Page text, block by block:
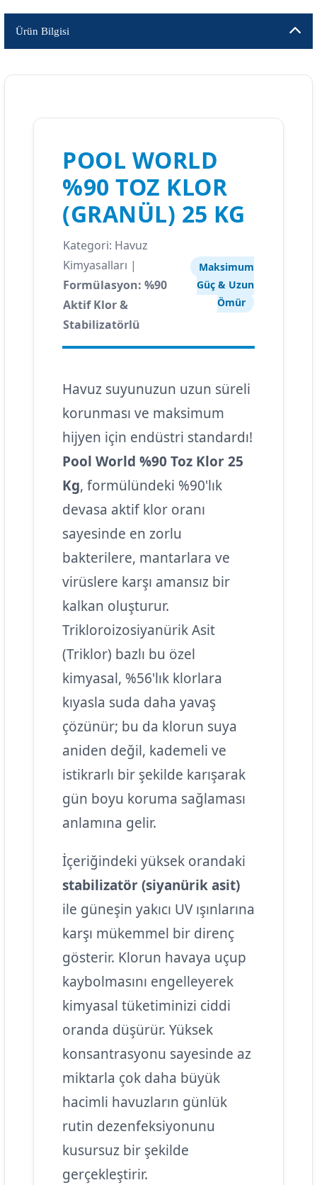
Ürün Bilgisi
POOL WORLD
%90 TOZ KLOR
(GRANÜL) 25 KG
Kategori: Havuz
Kimyasalları |
Formülasyon: %90
Aktif Klor &
Stabilizatörlü
Maksimum
Güç & Uzun
Ömür
Havuz suyunuzun uzun süreli
korunması ve maksimum
hijyen için endüstri standardı!
Pool World %90 Toz Klor 25
Kg, formülündeki %90'lık
devasa aktif klor oranı
sayesinde en zorlu
bakterilere, mantarlara ve
virüslere karşı amansız bir
kalkan oluşturur.
Trikloroizosiyanürik Asit
(Triklor) bazlı bu özel
kimyasal, %56'lık klorlara
kıyasla suda daha yavaş
çözünür; bu da klorun suya
aniden değil, kademeli ve
istikrarlı bir şekilde karışarak
gün boyu koruma sağlaması
anlamına gelir.
İçeriğindeki yüksek orandaki
stabilizatör (siyanürik asit)
ile güneşin yakıcı UV ışınlarına
karşı mükemmel bir direnç
gösterir. Klorun havaya uçup
kaybolmasını engelleyerek
kimyasal tüketiminizi ciddi
oranda düşürür. Yüksek
konsantrasyonu sayesinde az
miktarla çok daha büyük
hacimli havuzların günlük
rutin dezenfeksiyonunu
kusursuz bir şekilde
gerçekleştirir.